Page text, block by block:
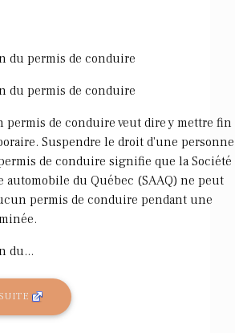
du permis de conduire
du permis de conduire
permis de conduire veut dire y mettre fin
Suspendre le droit d'une personne
de conduire signifie que la Société
automobile du Québec (SAAQ) ne peut
permis de conduire pendant une
du...